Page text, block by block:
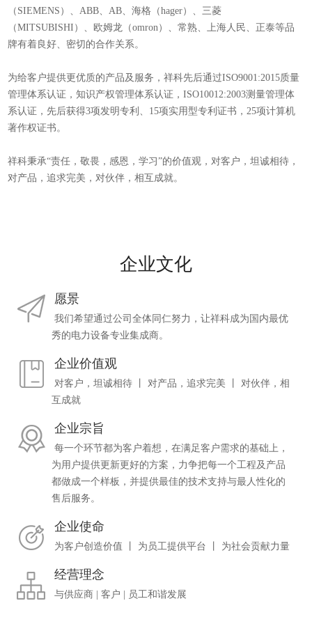
（SIEMENS）、ABB、AB、海格（hager）、三菱
（MITSUBISHI）、欧姆龙（omron）、常熟、上海人民、正泰等品
牌有着良好、密切的合作关系。
为给客户提供更优质的产品及服务，祥科先后通过ISO9001:2015质量
管理体系认证，知识产权管理体系认证，ISO10012:2003测量管理体
系认证，先后获得3项发明专利、15项实用型专利证书，25项计算机
著作权证书。
祥科秉承“责任，敬畏，感恩，学习”的价值观，对客户，坦诚相待，
对产品，追求完美，对伙伴，相互成就。
企业文化
愿景
我们希望通过公司全体同仁努力，让祥科成为国内最优
秀的电力设备专业集成商。
企业价值观
对客户，坦诚相待 丨 对产品，追求完美 丨 对伙伴，相
互成就
企业宗旨
每一个环节都为客户着想，在满足客户需求的基础上，
为用户提供更新更好的方案，力争把每一个工程及产品
都做成一个样板，并提供最佳的技术支持与最人性化的
售后服务。
企业使命
为客户创造价值 丨 为员工提供平台 丨 为社会贡献力量
经营理念
与供应商 | 客户 | 员工和谐发展